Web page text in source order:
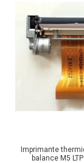
Imprimante
balance M5